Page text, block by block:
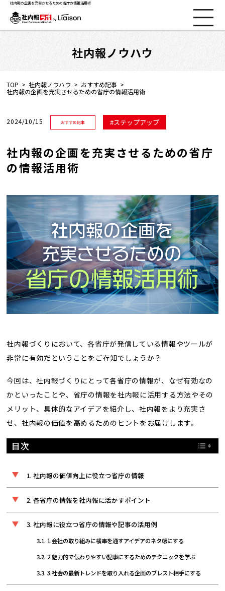
社内報ノウハウ
セミナー情報
Web社内報
動画コーナー
支援実績
トレンド用語集
社長ブログ
社内報の企画を充実させるための省庁の情報活用術
社内報ノウハウ
TOP 社内報ノウハウ
おすすめ記事
社内報の企画を充実させるための省庁の情報活用術
2024/10/15 おすすめ記事 ステップアップ
社内報の企画を充実させるための省庁
の情報活用術
社内報づくりにおいて、各省庁が発信している情報やツールが
非常に有効だということをご存知でしょうか？
今回は、社内報づくりにとって各省庁の情報が、なぜ有効なの
かといったことや、省庁の情報を社内報に活用する方法やその
メリット、具体的なアイデアを紹介し、社内報をより充実さ
せ、社内報の価値を高めるためのヒントをお届けします。
目次
社内報の価値向上に役立つ省庁の情報
各省庁の情報を社内報に活かすポイント
社内報に役立つ省庁の情報や記事の活用例
1.会社の取り組みに横串を通すアイデアのネタ帳にする
2.魅力的で伝わりやすい記事にするためのテクニックを学ぶ
3.社会の最新トレンドを取り入れる企画のブレスト相手にする